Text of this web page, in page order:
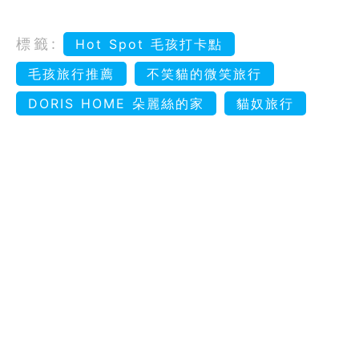
標籤:
Hot Spot 毛孩打卡點
毛孩旅行推薦
不笑貓的微笑旅行
DORIS HOME 朵麗絲的家
貓奴旅行